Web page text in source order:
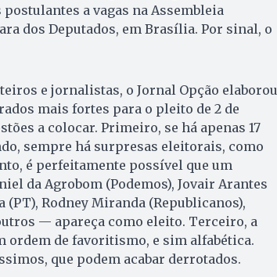
a vagas na Assembleia
dos Deputados, em Brasília. Por sinal, o
e jornalistas, o Jornal Opção elaborou
mais fortes para o pleito de 2 de
a colocar. Primeiro, se há apenas 17
sempre há surpresas eleitorais, como
é perfeitamente possível que um
da Agrobom (Podemos), Jovair Arantes
Rodney Miranda (Republicanos),
— apareça como eleito. Terceiro, a
ordem de favoritismo, e sim alfabética.
que podem acabar derrotados.